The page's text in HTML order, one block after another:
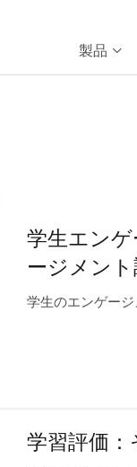
製品
学生エン
ージメン
学生のエンゲー
学習評価